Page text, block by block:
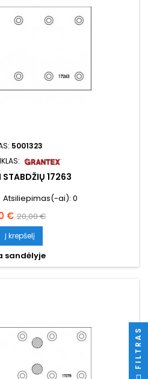
5001323
STABDŽIŲ 17263
Atsiliepimas(-ai): 0
€ Bazinė
kaina
20,00 €
Į krepšelį
sandėlyje
FILTRAS